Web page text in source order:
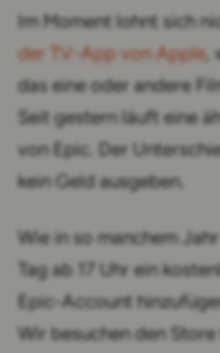
Im Moment lohnt sich
der TV-App von Apple,
das eine oder andere
Seit gestern läuft eine
von Epic. Der
kein Geld ausgeben.
Wie in so manchem
Tag ab 17 Uhr ein
Epic-Account
Wir besuchen den